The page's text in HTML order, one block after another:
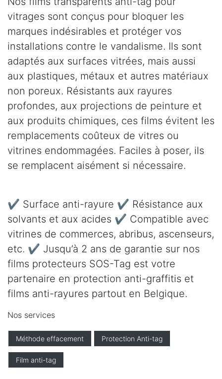
vitrages sont conçus pour bloquer les
marques indésirables et protéger vos
installations contre le vandalisme. Ils sont
adaptés aux surfaces vitrées, mais aussi
aux plastiques, métaux et autres matériaux
non poreux. Résistants aux rayures
profondes, aux projections de peinture et
aux produits chimiques, ces films évitent les
remplacements coûteux de vitres ou
vitrines endommagées. Faciles à poser, ils
se remplacent aisément si nécessaire.
✔ Surface anti-rayure ✔ Résistance aux
solvants et aux acides ✔ Compatible avec
vitrines de commerces, abribus, ascenseurs,
etc. ✔ Jusqu’à 2 ans de garantie sur nos
films protecteurs SOS-Tag est votre
partenaire en protection anti-graffitis et
films anti-rayures partout en Belgique.
Nos services
Méthode effacement Protection Anti-tag
Film anti-tag